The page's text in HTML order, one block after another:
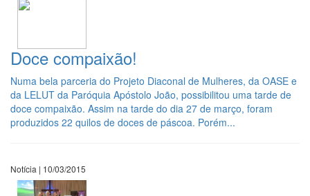
Doce compaixão!
Numa bela parceria do Projeto Diaconal de Mulheres, da OASE e
da LELUT da Paróquia Apóstolo João, possibilitou uma tarde de
doce compaixão. Assim na tarde do dia 27 de março, foram
produzidos 22 quilos de doces de páscoa. Porém...
Notícia | 10/03/2015